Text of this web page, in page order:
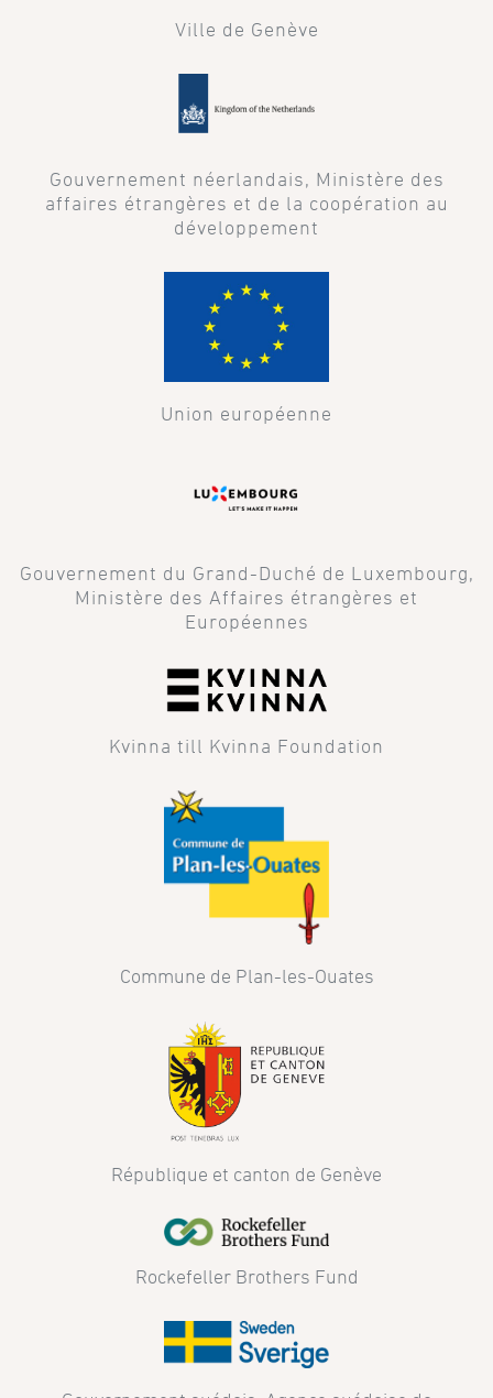
Ville de Genève
Gouvernement néerlandais, Ministère des
affaires étrangères et de la coopération au
développement
Union européenne
Gouvernement du Grand-Duché de Luxembourg,
Ministère des Affaires étrangères et
Européennes
Kvinna till Kvinna Foundation
Commune de Plan-les-Ouates
République et canton de Genève
Rockefeller Brothers Fund